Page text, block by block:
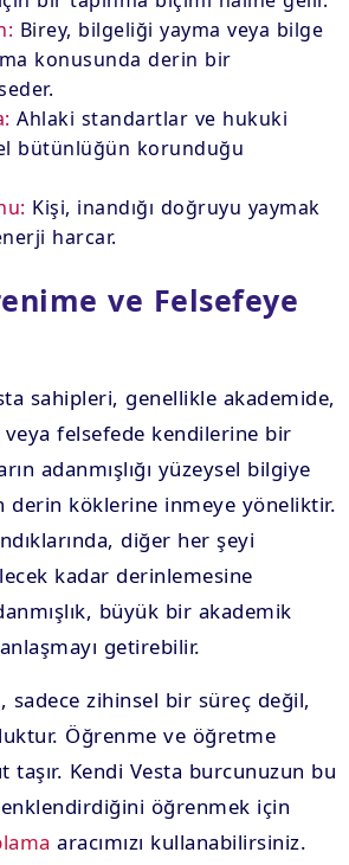
Birey, bilgeliği yayma veya bilge
konusunda derin bir
Ahlaki standartlar ve hukuki
bütünlüğün korunduğu
Kişi, inandığı doğruyu yaymak
harcar.
ve Felsefeye
sahipleri, genellikle akademide,
felsefede kendilerine bir
adanmışlığı yüzeysel bilgiye
derin köklerine inmeye yöneliktir.
diğer her şeyi
kadar derinlemesine
büyük bir akademik
getirebilir.
sadece zihinsel bir süreç değil,
Öğrenme ve öğretme
Kendi Vesta burcunuzun bu
renklendirdiğini öğrenmek için
aracımızı kullanabilirsiniz.